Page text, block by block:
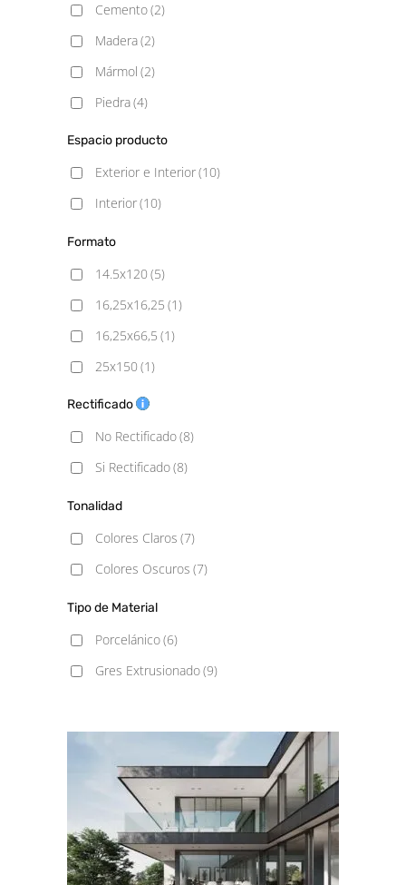
Cemento(2)
Madera(2)
Mármol (2)
Piedra(4)
Espacio producto
Exterior e Interior(10)
Interior(10)
Formato
14.5x120 (5)
16,25x16,25 (1)
16,25x66,5 (1)
25x150 (1)
33x16,25
33x33
(1)
33x66.5
Rectificado
No Rectificado(8)
Si Rectificado(8)
Tonalidad
Colores Claros (7)
Colores Oscuros (7)
Tipo de Material
Porcelánico(6)
Gres Extrusionado(9)